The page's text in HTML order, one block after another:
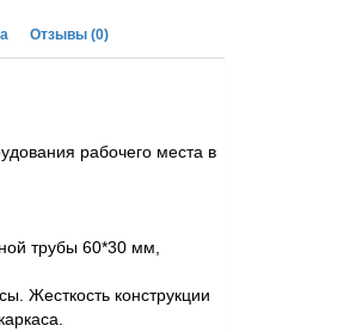
Отзывы(0)
рабочего места в
трубы 60*30 мм,
Жесткость конструкции